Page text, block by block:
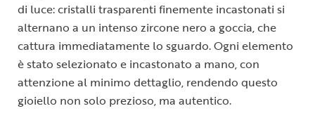
di luce: cristalli trasparenti finemente incastonati si
alternano a un intenso zircone nero a goccia, che
cattura immediatamente lo sguardo. Ogni elemento
è stato selezionato e incastonato a mano, con
attenzione al minimo dettaglio, rendendo questo
gioiello non solo prezioso, ma autentico.